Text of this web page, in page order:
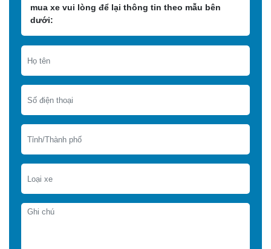
mua xe vui lòng để lại thông tin theo mẫu bên
dưới: